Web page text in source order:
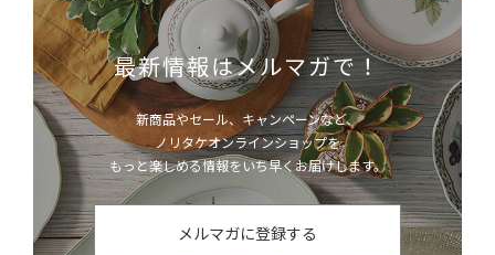
最新情報はメルマガで！
新商品やセール、キャンペーンなど、
ノリタケオンラインショップを
もっと楽しめる情報をいち早くお届けします。
メルマガに登録する